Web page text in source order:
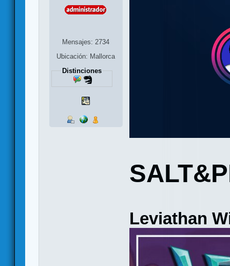
Mensajes: 2734
Ubicación: Mallorca
Distinciones
Leviathan